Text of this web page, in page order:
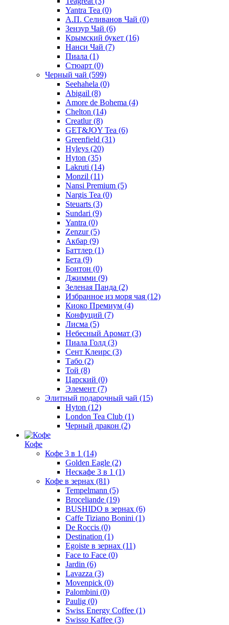
Yantra Tea (0)
А.П. Селиванов Чай (0)
Зензур Чай (6)
Крымский букет (16)
Нанси Чай (7)
Пиала (1)
Стюарт (0)
Черный чай (599)
Seehahela (0)
Abigail (8)
Amore de Bohema (4)
Chelton (14)
Creatlur(8)
GET&JOY Tea (6)
Greenfield (31)
Hyleys (20)
Hyton (35)
Lakruti (14)
Monzil (11)
Nansi Premium (5)
Nargis Tea (0)
Steuarts (3)
Sundari (9)
Yantra (0)
Zenzur(5)
Акбар (9)
Баттлер (1)
Бета (9)
Бонтон (0)
Джимми (9)
Зеленая Панда (2)
Избранное из моря чая (12)
Киоко Премиум (4)
Конфуций (7)
Лисма (5)
Небесный Аромат (3)
Пиала Голд (3)
Сент Клеирс (3)
Табо (2)
Той (8)
Царский (0)
Элемент (7)
Элитный подарочный чай (15)
Hyton (12)
London Tea Club (1)
Черный дракон (2)
Кофе
Кофе 3 в 1 (14)
Golden Eagle (2)
Нескафе 3 в 1 (1)
Кофе в зернах (81)
Tempelmann (5)
Broceliande (19)
BUSHIDO в зернах (6)
Caffe Tiziano Bonini (1)
De Roccis (0)
Destination (1)
Egoiste в зернах (11)
Face to Face (0)
Jardin (6)
Lavazza (3)
Movenpick (0)
Palombini (0)
Paulig (0)
Swiss Energy Coffee (1)
Swisso Kaffee (3)